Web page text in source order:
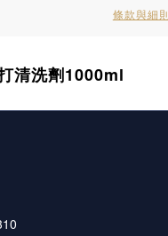
條款與細則
清洗劑1000ml